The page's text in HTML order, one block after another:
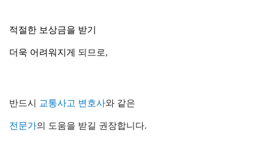
적절한 보상금을 받기
더욱 어려워지게 되므로,
반드시 교통사고 변호사와 같은
전문가의 도움을 받길 권장합니다.